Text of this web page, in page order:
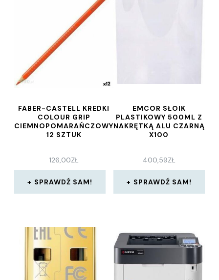
FABER-CASTELL KREDKI
COLOUR GRIP
CIEMNOPOMARAŃCZOWY
12 SZTUK
126,00ZŁ
SPRAWDŹ SAM!
EMCOR SŁOIK
PLASTIKOWY 500ML Z
NAKRĘTKĄ ALU CZARNĄ
X100
400,59ZŁ
SPRAWDŹ SAM!